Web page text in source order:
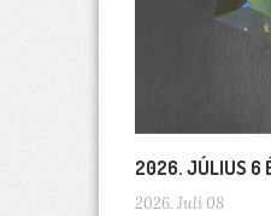
2026. JÚLIUS 6
2026. Juli 08